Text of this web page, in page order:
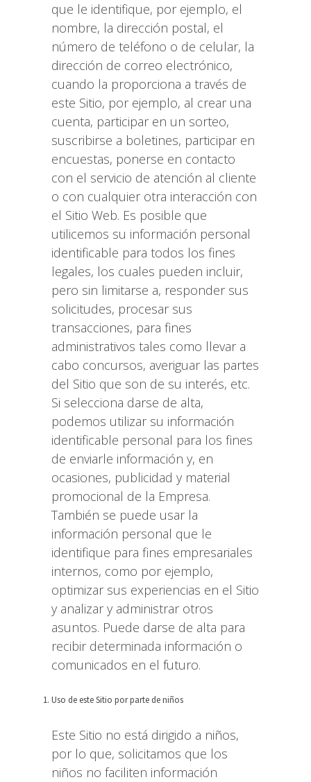
que le identifique, por ejemplo, el
nombre, la dirección postal, el
número de teléfono o de celular, la
dirección de correo electrónico,
cuando la proporciona a través de
este Sitio, por ejemplo, al crear una
cuenta, participar en un sorteo,
suscribirse a boletines, participar en
encuestas, ponerse en contacto
con el servicio de atención al cliente
o con cualquier otra interacción con
el Sitio Web. Es posible que
utilicemos su información personal
identificable para todos los fines
legales, los cuales pueden incluir,
pero sin limitarse a, responder sus
solicitudes, procesar sus
transacciones, para fines
administrativos tales como llevar a
cabo concursos, averiguar las partes
del Sitio que son de su interés, etc.
Si selecciona darse de alta,
podemos utilizar su información
identificable personal para los fines
de enviarle información y, en
ocasiones, publicidad y material
promocional de la Empresa.
También se puede usar la
información personal que le
identifique para fines empresariales
internos, como por ejemplo,
optimizar sus experiencias en el Sitio
y analizar y administrar otros
asuntos. Puede darse de alta para
recibir determinada información o
comunicados en el futuro.
Uso de este Sitio por parte de niños
Este Sitio no está dirigido a niños,
por lo que, solicitamos que los
niños no faciliten información